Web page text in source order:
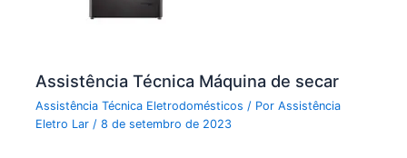
Assistência Técnica Máquina de secar
Assistência Técnica Eletrodomésticos / PorAssistência
Eletro Lar/8 de setembro de 2023